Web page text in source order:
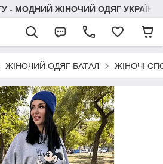
- МОДНИЙ ЖІНОЧИЙ ОДЯГ УКРАЇНИ
ЖІНОЧИЙ ОДЯГ БАТАЛ ЖІНОЧІ